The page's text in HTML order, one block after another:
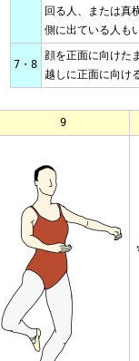
回る人、または真
側に出ている人も
7・8
顔を正面に向けた
越しに正面に向ける
9